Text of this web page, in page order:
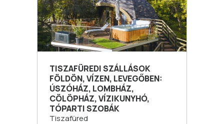
TISZAFÜREDI SZÁLLÁSOK
FÖLDÖN, VÍZEN, LEVEGŐBEN:
ÚSZÓHÁZ, LOMBHÁZ,
CÖLÖPHÁZ, VÍZIKUNYHÓ,
TÓPARTI SZOBÁK
Tiszafüred